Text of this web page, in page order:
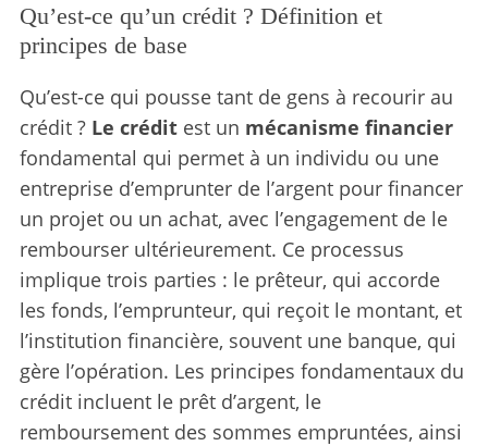
Qu’est-ce qu’un crédit ? Définition et
principes de base
Qu’est-ce qui pousse tant de gens à recourir au
crédit ? Le créditest un mécanisme financier
fondamental qui permet à un individu ou une
entreprise d’emprunter de l’argent pour financer
un projet ou un achat, avec l’engagement de le
rembourser ultérieurement. Ce processus
implique trois parties : le prêteur, qui accorde
les fonds, l’emprunteur, qui reçoit le montant, et
l’institution financière, souvent une banque, qui
gère l’opération. Les principes fondamentaux du
crédit incluent le prêt d’argent, le
remboursement des sommes empruntées, ainsi